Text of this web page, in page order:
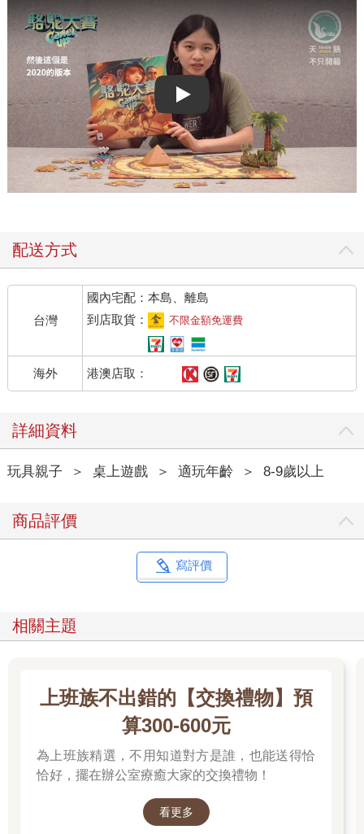
Play video
配送方式
台灣
國內宅配：本島、離島
到店取貨：
不限金額免運費
海外 港澳店取：
詳細資料
玩具親子 ＞ 桌上遊戲 ＞ 適玩年齡 ＞ 8-9歲以上
商品評價
寫評價
相關主題
上班族不出錯的【交換禮物】預
算300-600元
為上班族精選，不用知道對方是誰，也能送得恰
恰好，擺在辦公室療癒大家的交換禮物！
看更多